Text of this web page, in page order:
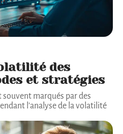
des
et stratégies
souvent marqués par des
l'analyse de la volatilité